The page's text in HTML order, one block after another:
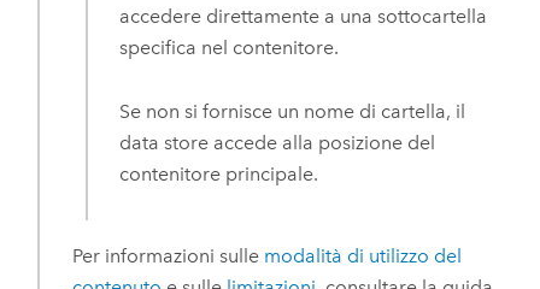
accedere direttamente a una sottocartella
specifica nel contenitore.
Se non si fornisce un nome di cartella, il
data store accede alla posizione del
contenitore principale.
Per informazioni sulle modalità di utilizzo del